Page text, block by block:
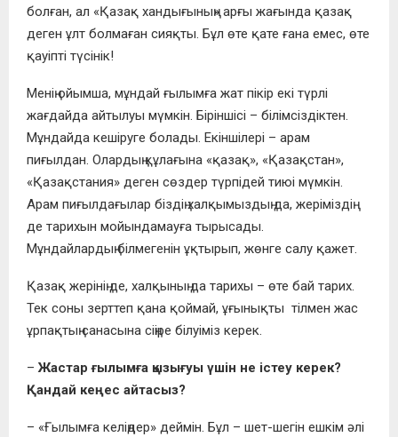
болған, ал «Қазақ хандығының» арғы жағында қазақ
деген ұлт болмаған сияқты. Бұл өте қате ғана емес, өте
қауіпті түсінік!
Менің ойымша, мұндай ғылымға жат пікір екі түрлі
жағдайда айтылуы мүмкін. Біріншісі – білімсіздіктен.
Мұндайда кешіруге болады. Екіншілері – арам
пиғылдан. Олардың құлағына «қазақ», «Қазақстан»,
«Қазақстания» деген сөздер түрпідей тиюі мүмкін.
Арам пиғылдағылар біздің халқымыздың да, жеріміздің
де тарихын мойындамауға тырысады.
Мұндайлардың білмегенін ұқтырып, жөнге салу қажет.
Қазақ жерінің де, халқының да тарихы – өте бай тарих.
Тек соны зерттеп қана қоймай, ұғынықты тілмен жас
ұрпақтың санасына сіңіре білуіміз керек.
–Жастар ғылымға қызығуы үшін не істеу керек?
Қандай кеңес айтасыз?
– «Ғылымға келіңдер» деймін. Бұл – шет-шегін ешкім әлі